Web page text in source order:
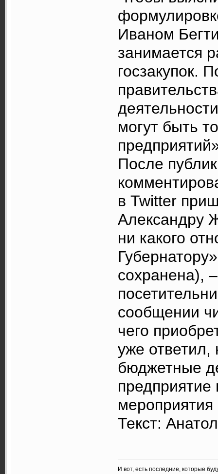
Иваном
занимается
госзакупок.
могут быть
После
в Twitter
Александру
ни какого
сохранена),
сообщении
чего
уже ответил,
бюджетные
Текст:
И вот, есть последние, которые